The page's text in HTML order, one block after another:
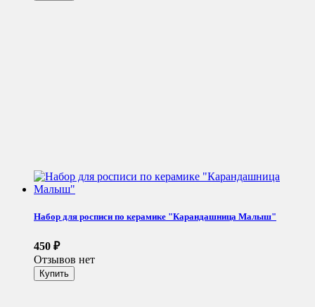
Набор для росписи по керамике "Карандашница Малыш"
450 ₽
Отзывов нет